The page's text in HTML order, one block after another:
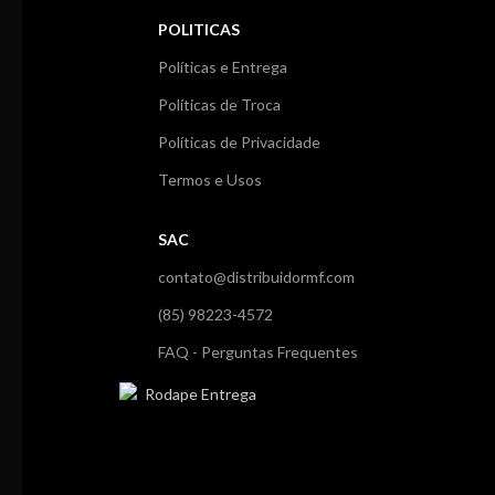
POLITICAS
Políticas e Entrega
Políticas de Troca
Políticas de Privacidade
Termos e Usos
SAC
contato@distribuidormf.com
(85) 98223-4572
FAQ - Perguntas Frequentes